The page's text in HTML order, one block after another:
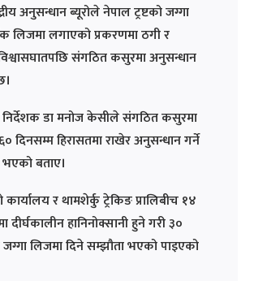
अनुसन्धान ब्यूरोले नेपाल ट्रष्टको जग्गा
लिजमा लगाएको प्रकरणमा ठगी र
संगठित कसुरमा अनुसन्धान
डा मनोज केसीले संगठित कसुरमा
दिनसम्म हिरासतमा राखेर अनुसन्धान गर्ने
भएको बताए।
कार्यालय र थामशेर्कु ट्रेकिङ प्रालिबीच १४
हानिनोक्सानी हुने गरी ३०
जग्गा लिजमा दिने सम्झौता भएको पाइएको